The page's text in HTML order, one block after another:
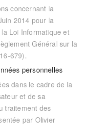
concernant la
2014 pour la
Loi Informatique et
Général sur la
679).
personnelles
dans le cadre de la
et de sa
traitement des
par Olivier